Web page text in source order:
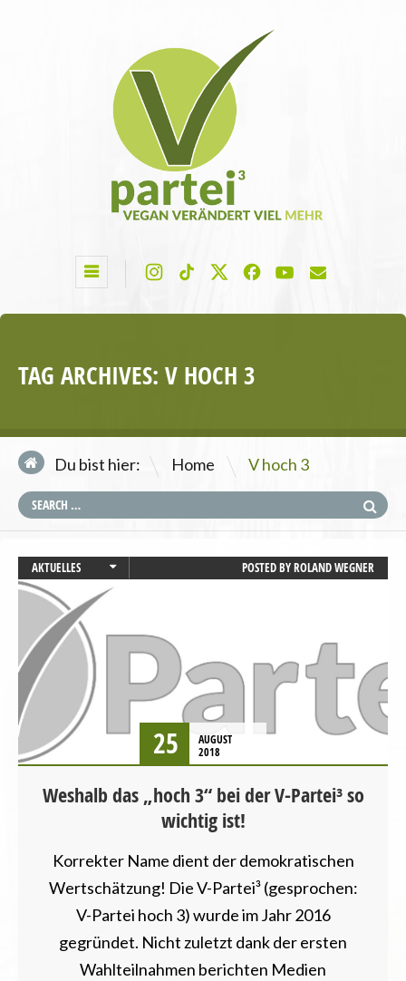
TAG ARCHIVES: V HOCH 3
Du bist hier: Home \ V hoch 3
AKTUELLES
BAYERN
LANDESVERBÄNDE
LANDTAGSWAHL
POSTED BYROLAND WEGNER
25
AUGUST
2018
Weshalb das „hoch 3“ bei der V-Partei³ so
wichtig ist!
Korrekter Name dient der demokratischen
Wertschätzung! Die V-Partei³ (gesprochen:
V-Partei hoch 3) wurde im Jahr 2016
gegründet. Nicht zuletzt dank der ersten
Wahlteilnahmen berichten Medien